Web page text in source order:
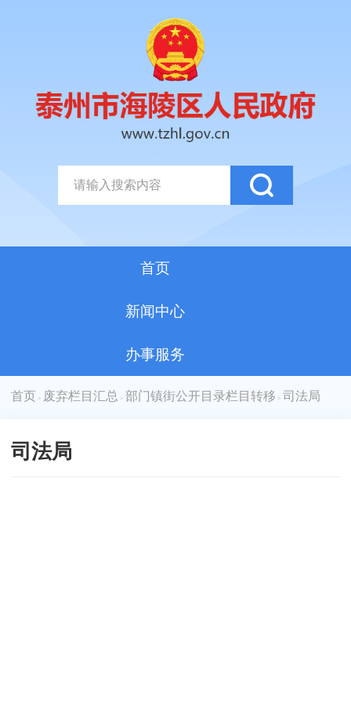
首页
新闻中心
办事服务
首页 > 废弃栏目汇总 > 部门镇街公开目录栏目转移 > 司法局
司法局